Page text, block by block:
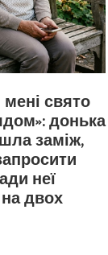
свято
донька
заміж,
неї
двох